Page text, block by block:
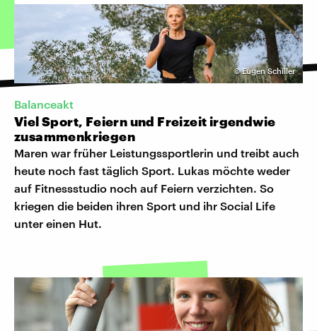
©Eugen Schiller
Balanceakt
Viel Sport, Feiern und Freizeit irgendwie
zusammenkriegen
Maren war früher Leistungssportlerin und treibt auch
heute noch fast täglich Sport. Lukas möchte weder
auf Fitnessstudio noch auf Feiern verzichten. So
kriegen die beiden ihren Sport und ihr Social Life
unter einen Hut.